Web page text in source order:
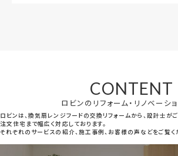
CONTENT
ロビンのリフォーム・リノベーシ
ロビンは、換気扇レンジフードの交換リフォームから、設計士がご
注文住宅まで幅広く対応しております。
それぞれのサービスの紹介、施工事例、お客様の声などをご覧く